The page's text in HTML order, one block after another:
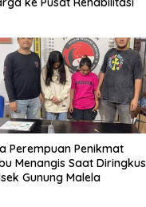
Perempuan Penikmat
Menangis Saat Diringkus
Gunung Malela